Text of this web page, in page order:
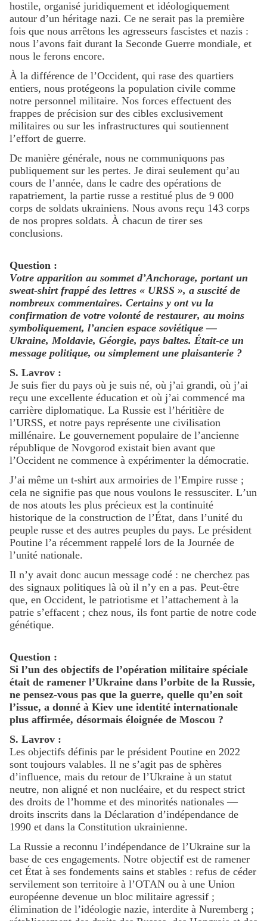
hostile, organisé juridiquement et idéologiquement
autour d’un héritage nazi. Ce ne serait pas la première
fois que nous arrêtons les agresseurs fascistes et nazis :
nous l’avons fait durant la Seconde Guerre mondiale, et
nous le ferons encore.
À la différence de l’Occident, qui rase des quartiers
entiers, nous protégeons la population civile comme
notre personnel militaire. Nos forces effectuent des
frappes de précision sur des cibles exclusivement
militaires ou sur les infrastructures qui soutiennent
l’effort de guerre.
De manière générale, nous ne communiquons pas
publiquement sur les pertes. Je dirai seulement qu’au
cours de l’année, dans le cadre des opérations de
rapatriement, la partie russe a restitué plus de 9 000
corps de soldats ukrainiens. Nous avons reçu 143 corps
de nos propres soldats. À chacun de tirer ses
conclusions.
Question :
Votre apparition au sommet d’Anchorage, portant un
sweat-shirt frappé des lettres « URSS », a suscité de
nombreux commentaires. Certains y ont vu la
confirmation de votre volonté de restaurer, au moins
symboliquement, l’ancien espace soviétique —
Ukraine, Moldavie, Géorgie, pays baltes. Était-ce un
message politique, ou simplement une plaisanterie ?
S. Lavrov :
Je suis fier du pays où je suis né, où j’ai grandi, où j’ai
reçu une excellente éducation et où j’ai commencé ma
carrière diplomatique. La Russie est l’héritière de
l’URSS, et notre pays représente une civilisation
millénaire. Le gouvernement populaire de l’ancienne
république de Novgorod existait bien avant que
l’Occident ne commence à expérimenter la démocratie.
J’ai même un t-shirt aux armoiries de l’Empire russe ;
cela ne signifie pas que nous voulons le ressusciter. L’un
de nos atouts les plus précieux est la continuité
historique de la construction de l’État, dans l’unité du
peuple russe et des autres peuples du pays. Le président
Poutine l’a récemment rappelé lors de la Journée de
l’unité nationale.
Il n’y avait donc aucun message codé : ne cherchez pas
des signaux politiques là où il n’y en a pas. Peut-être
que, en Occident, le patriotisme et l’attachement à la
patrie s’effacent ; chez nous, ils font partie de notre code
génétique.
Question :
Si l’un des objectifs de l’opération militaire spéciale
était de ramener l’Ukraine dans l’orbite de la Russie,
ne pensez-vous pas que la guerre, quelle qu’en soit
l’issue, a donné à Kiev une identité internationale
plus affirmée, désormais éloignée de Moscou ?
S. Lavrov :
Les objectifs définis par le président Poutine en 2022
sont toujours valables. Il ne s’agit pas de sphères
d’influence, mais du retour de l’Ukraine à un statut
neutre, non aligné et non nucléaire, et du respect strict
des droits de l’homme et des minorités nationales —
droits inscrits dans la Déclaration d’indépendance de
1990 et dans la Constitution ukrainienne.
La Russie a reconnu l’indépendance de l’Ukraine sur la
base de ces engagements. Notre objectif est de ramener
cet État à ses fondements sains et stables : refus de céder
servilement son territoire à l’OTAN ou à une Union
européenne devenue un bloc militaire agressif ;
élimination de l’idéologie nazie, interdite à Nuremberg ;